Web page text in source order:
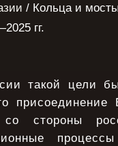
/ Кольца и
гг.
такой цели
присоединение
стороны